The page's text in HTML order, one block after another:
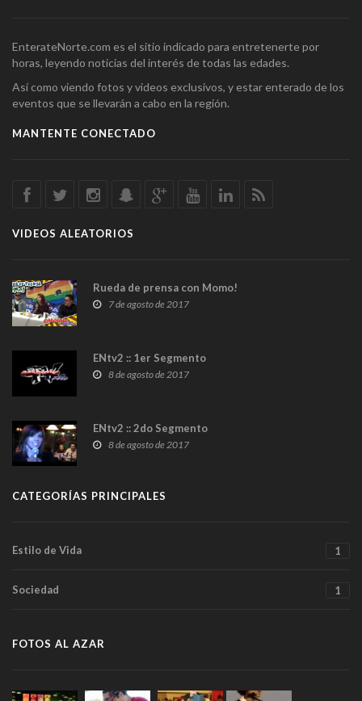
EnterateNorte.com es el sitio indicado para entretenerte por
horas, leyendo noticias del interés de todas las edades.
Así como viendo fotos y videos exclusivos, y estar enterado de los
eventos que se llevarán a cabo en la región.
MANTENTE CONECTADO
VIDEOS ALEATORIOS
Rueda de prensa con Momo!
7 de agosto de 2017
ENtv2 :: 1er Segmento
8 de agosto de 2017
ENtv2 :: 2do Segmento
8 de agosto de 2017
CATEGORÍAS PRINCIPALES
Estilo de Vida 1
Sociedad 1
FOTOS AL AZAR